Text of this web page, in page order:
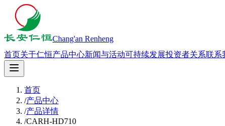
Chang'an Renheng
首页关于仁恒产品中心新闻与活动可持续发展投资者关系联系
首页
/产品中心
/产品详情
/CARH-HD710